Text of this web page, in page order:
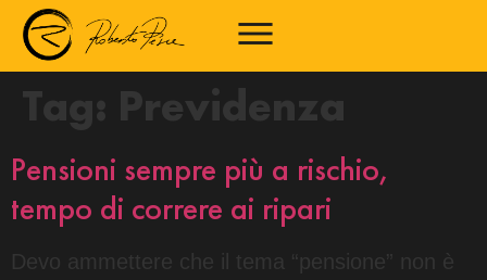
Tag: Previdenza
Pensioni sempre più a rischio,
tempo di correre ai ripari
Devo ammettere che il tema “pensione” non è